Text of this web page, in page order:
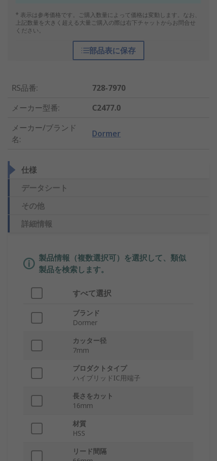
* 表示は参考価格です。ご購入数量によって価格は変動します。なお、
上記数量を大きく超える大量ご購入の際は右下チャットからお問合せ
ください。
部品表に保存
RS品番:
728-7970
メーカー型番:
C2477.0
メーカー/ブランド
名:
Dormer
仕様
データシート
その他
詳細情報
製品情報（複数選択可）を選択して、類似
製品を検索します。
すべて選択
ブランド
Dormer
カッター径
7mm
プロダクトタイプ
ハイブリッドIC用端子
長さをカット
16mm
材質
HSS
リード間隔